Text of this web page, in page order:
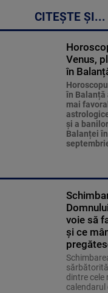
CITEȘTE ȘI...
Venus,
în
în Balanță
mai
și a
Balanței
voie să
și ce
dintre cele
calendarul